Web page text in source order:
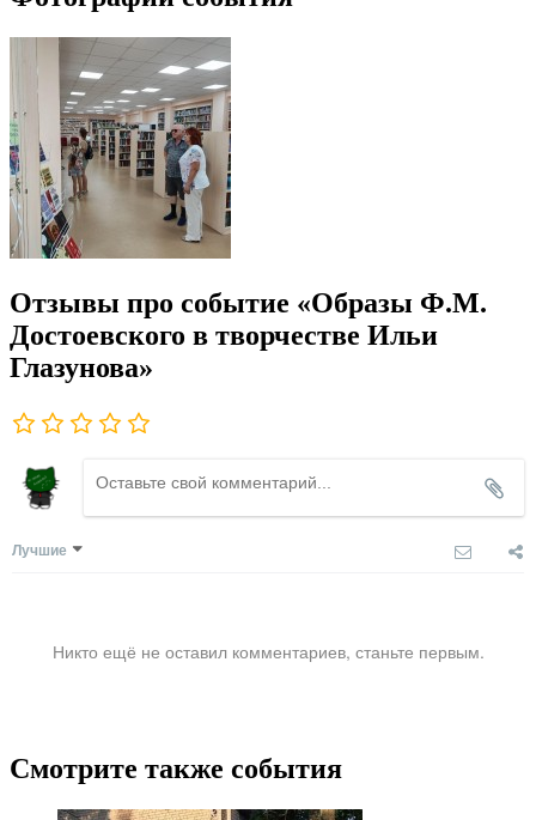
Отзывы про событие «Образы Ф.М.
Достоевского в творчестве Ильи
Глазунова»
Лучшие
Никто ещё не оставил комментариев, станьте первым.
Смотрите также события